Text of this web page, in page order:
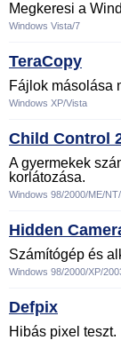
Megkeresi a
Windows Vista/7
TeraCopy
Fájlok másolása
Windows XP/Vista
Child Control
A gyermekek
korlátozása.
Windows 98/2000/ME/
Hidden
Számítógép és
Windows 98/2000/XP/
Defpix
Hibás pixel teszt.